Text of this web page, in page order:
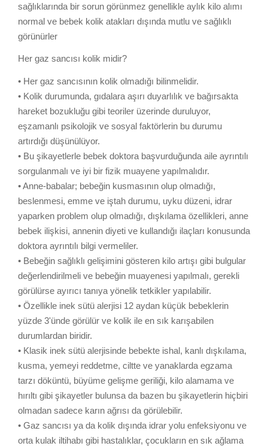
sağlıklarında bir sorun görünmez genellikle aylık kilo alımı
normal ve bebek kolik atakları dışında mutlu ve sağlıklı
görünürler
Her gaz sancısı kolik midir?
• Her gaz sancısının kolik olmadığı bilinmelidir.
• Kolik durumunda, gıdalara aşırı duyarlılık ve bağırsakta
hareket bozukluğu gibi teoriler üzerinde duruluyor,
eşzamanlı psikolojik ve sosyal faktörlerin bu durumu
artırdığı düşünülüyor.
• Bu şikayetlerle bebek doktora başvurduğunda aile ayrıntılı
sorgulanmalı ve iyi bir fizik muayene yapılmalıdır.
• Anne-babalar; bebeğin kusmasının olup olmadığı,
beslenmesi, emme ve iştah durumu, uyku düzeni, idrar
yaparken problem olup olmadığı, dışkılama özellikleri, anne
bebek ilişkisi, annenin diyeti ve kullandığı ilaçları konusunda
doktora ayrıntılı bilgi vermeliler.
• Bebeğin sağlıklı gelişimini gösteren kilo artışı gibi bulgular
değerlendirilmeli ve bebeğin muayenesi yapılmalı, gerekli
görülürse ayırıcı tanıya yönelik tetkikler yapılabilir.
• Özellikle inek sütü alerjisi 12 aydan küçük bebeklerin
yüzde 3'ünde görülür ve kolik ile en sık karışabilen
durumlardan biridir.
• Klasik inek sütü alerjisinde bebekte ishal, kanlı dışkılama,
kusma, yemeyi reddetme, ciltte ve yanaklarda egzama
tarzı döküntü, büyüme gelişme geriliği, kilo alamama ve
hırıltı gibi şikayetler bulunsa da bazen bu şikayetlerin hiçbiri
olmadan sadece karın ağrısı da görülebilir.
• Gaz sancısı ya da kolik dışında idrar yolu enfeksiyonu ve
orta kulak iltihabı gibi hastalıklar, çocukların en sık ağlama